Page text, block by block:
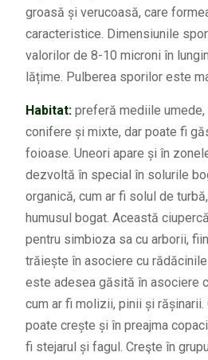
groasă și verucoasă, care
caracteristice. Dimensiunile
valorilor de 8-10 microni în
lățime. Pulberea sporilor este
Habitat: preferă mediile
conifere și mixte, dar poate fi
foioase. Uneori apare și în
dezvoltă în special în solurile
organică, cum ar fi solul de
humusul bogat. Această
pentru simbioza sa cu arborii,
trăiește în asociere cu
este adesea găsită în asociere
cum ar fi molizii, pinii și rășinarii.
poate crește și în preajma
fi stejarul și fagul. Creşte în